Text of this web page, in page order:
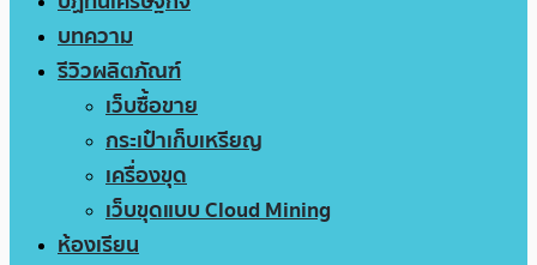
บทความ
รีวิวผลิตภัณฑ์
เว็บซื้อขาย
กระเป๋าเก็บเหรียญ
เครื่องขุด
เว็บขุดแบบ Cloud Mining
ห้องเรียน